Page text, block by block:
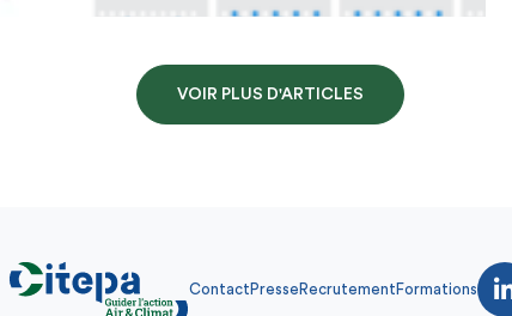
VOIR PLUS D'ARTICLES
Contact Presse Recrutement Formations